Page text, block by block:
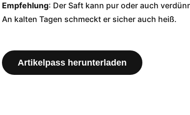
Empfehlung: Der Saft kann pur oder auch
An kalten Tagen schmeckt er sicher auch heiß.
Artikelpass herunterladen